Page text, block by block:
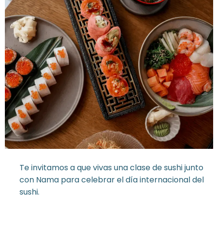
Te invitamos a que vivas una clase de sushi junto
con Nama para celebrar el día internacional del
sushi.